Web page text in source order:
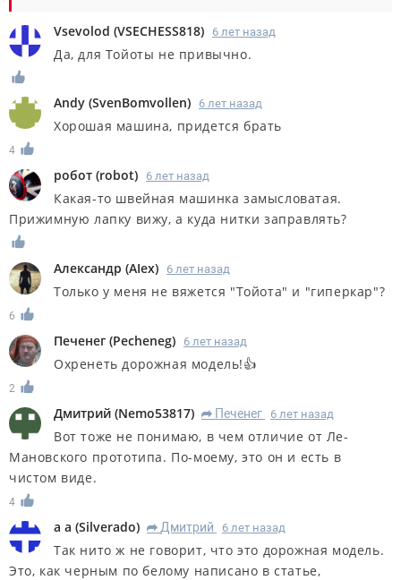
Vsevolod (VSECHESS818) 6 лет назад
Да, для Тойоты не привычно.
Andy (SvenBomvollen) 6 лет назад
Хорошая машина, придется брать
4
робот (robot) 6 лет назад
Какая-то швейная машинка замысловатая.
Прижимную лапку вижу, а куда нитки заправлять?
Александр (AIex) 6 лет назад
Только у меня не вяжется "Тойота" и "гиперкар"?
6
Печенег (Pecheneg) 6 лет назад
Охренеть дорожная модель!👍
2
Дмитрий (Nemo53817) R Печенег 6 лет назад
Вот тоже не понимаю, в чем отличие от Ле-
Мановского прототипа. По-моему, это он и есть в
чистом виде.
4
а а (Silverado) R Дмитрий 6 лет назад
Так нито ж не говорит, что это дорожная модель.
Это, как черным по белому написано в статье,